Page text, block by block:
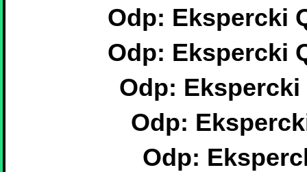
Odp: Ekspercki
Odp: Ekspercki
Odp: Ekspercki
Odp:
Odp: